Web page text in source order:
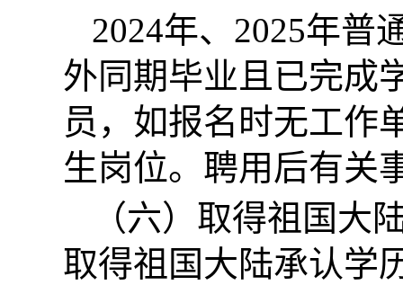
2024年、2025年普
外同期毕业且已完成
员，如报名时无工作
生岗位。聘用后有关
（六）取得祖国大
取得祖国大陆承认学